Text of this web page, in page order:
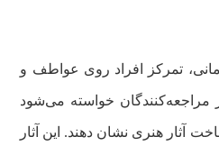
تمرکز افراد روی عواطف و
خواسته می‌شود
آثار هنری نشان دهند. این آثار